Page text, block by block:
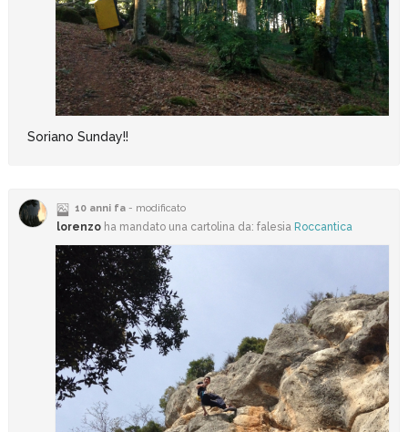
Soriano Sunday!!
10 anni fa- modificato
lorenzo ha mandato una cartolina da: falesia Roccantica